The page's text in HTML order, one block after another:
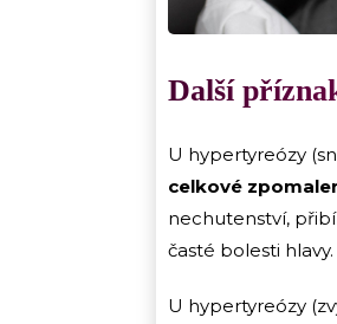
Další
U hypertyreózy
celkové
nechutenství,
časté bolesti
U hypertyreózy